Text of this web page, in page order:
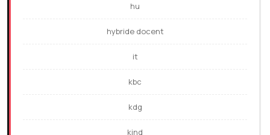
hu
hybride docent
it
kbc
kdg
kind